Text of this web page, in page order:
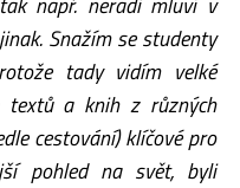
Snažím se studenty
tady vidím velké
textů a knih z různých
cestování) klíčové pro
pohled na svět, byli